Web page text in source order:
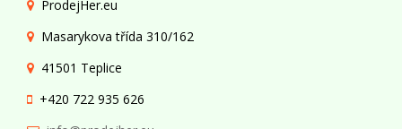
ProdejHer.eu
Masarykova třída 310/162
41501 Teplice
+420 722 935 626